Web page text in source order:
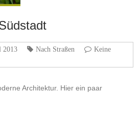
2013 Nach Straßen
Keine
Architektur. Hier ein paar